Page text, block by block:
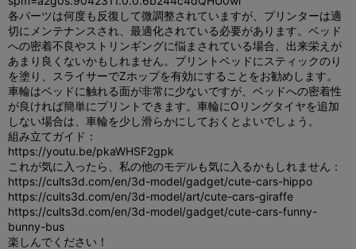
各パーツは何度も反復して微調整されていますが、プリンターは適
切にメンテナンスされ、最適化されている必要があります。ベッド
への密着不良やストリンギングに悩まされている場合、出来栄えが
あまり良くないかもしれません。プリントベッドにスティックのり
を塗り、スライサーでZホップを有効にすることをお勧めします。
車輪はベッドに触れる面が非常に少ないですが、ベッドへの密着性
が良ければ簡単にプリントできます。車輪にOリングタイヤを追加
しない場合は、車輪を少し滑らかにしておくとよいでしょう。
組み立てガイド：
https://youtu.be/pkaWHSF2gpk
これが気に入ったら、私の他のモデルも気に入るかもしれません：
https://cults3d.com/en/3d-model/gadget/cute-cars-hippo
https://cults3d.com/en/3d-model/art/cute-cars-giraffe
https://cults3d.com/en/3d-model/gadget/cute-cars-funny-
bunny-bus
楽しんでください！